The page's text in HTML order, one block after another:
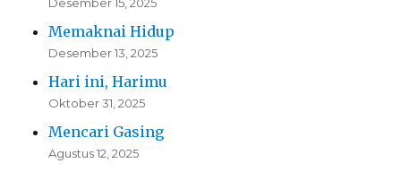
Desember 15, 2025
Memaknai Hidup
Desember 13, 2025
Hari ini, Harimu
Oktober 31, 2025
Mencari Gasing
Agustus 12, 2025